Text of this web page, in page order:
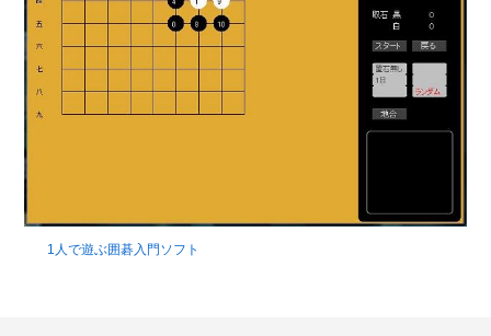
1人で遊ぶ囲碁入門ソフト